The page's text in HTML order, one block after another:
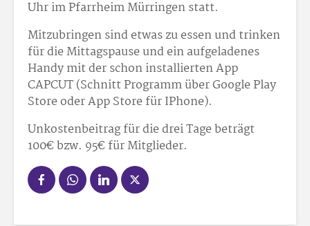
Uhr im Pfarrheim Mürringen statt.
Mitzubringen sind etwas zu essen und trinken
für die Mittagspause und ein aufgeladenes
Handy mit der schon installierten App
CAPCUT (Schnitt Programm über Google Play
Store oder App Store für IPhone).
Unkostenbeitrag für die drei Tage beträgt
100€ bzw. 95€ für Mitglieder.